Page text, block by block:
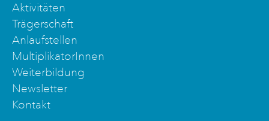
Aktivitäten
Trägerschaft
Anlaufstellen
MultiplikatorInnen
Weiterbildung
Newsletter
Kontakt